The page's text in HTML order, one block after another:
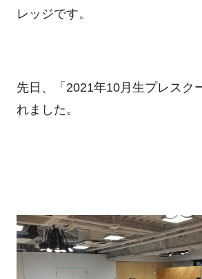
レッジです。
先日、「2021年10月生プレスク
れました。